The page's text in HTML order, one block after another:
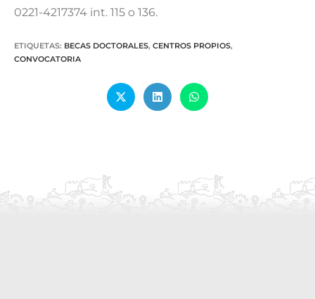
0221-4217374 int. 115 o 136.
ETIQUETAS: BECAS DOCTORALES, CENTROS PROPIOS,
CONVOCATORIA